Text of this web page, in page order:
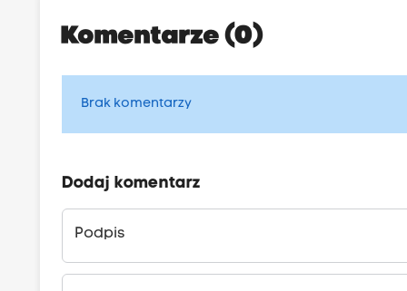
Komentarze (0)
Brak komentarzy
Dodaj komentarz
Podpis